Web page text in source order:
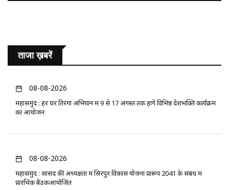
ताजा ख़बरें
08-08-2026
महासमुंद : हर घर तिरंगा अभियान में 9 से 17 अगस्त तक होंगे विभिन्न देशभक्ति कार्यक्रम
का आयोजन
08-08-2026
महासमुंद : सांसद की अध्यक्षता में सिरपुर विकास योजना प्रारूप 2041 के संबंध में
प्रारंभिक बैठकआयोजित